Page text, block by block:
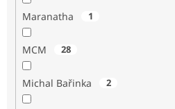
Maranatha 1
MCM 28
Michal Bařinka 2